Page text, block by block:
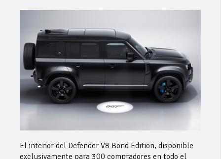
El interior del Defender V8 Bond Edition, disponible
exclusivamente para 300 compradores en todo el